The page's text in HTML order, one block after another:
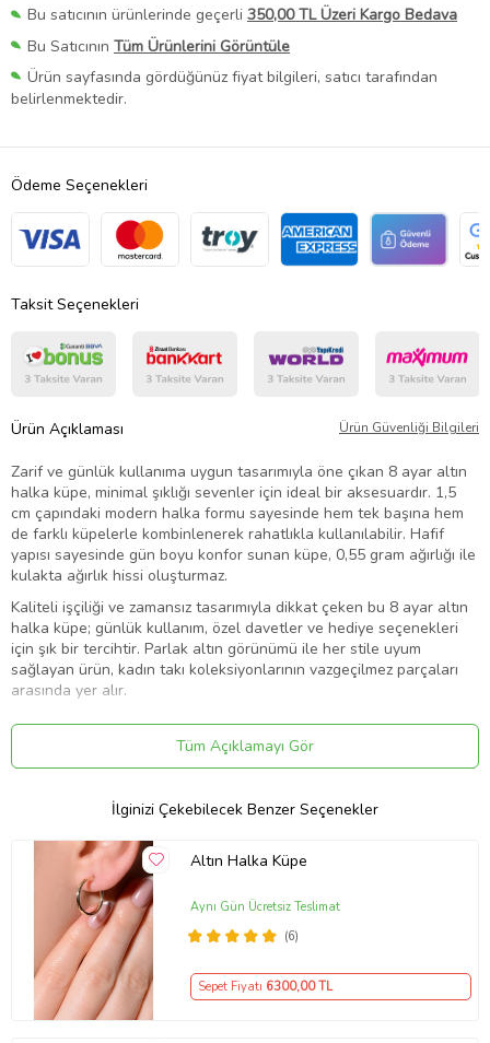
Bu satıcının ürünlerinde geçerli 350,00 TL Üzeri Kargo Bedava
Bu Satıcının Tüm Ürünlerini Görüntüle
Ürün sayfasında gördüğünüz fiyat bilgileri, satıcı tarafından
belirlenmektedir.
Ödeme Seçenekleri
Taksit Seçenekleri
Ürün Açıklaması Ürün Güvenliği Bilgileri
Zarif ve günlük kullanıma uygun tasarımıyla öne çıkan 8 ayar altın
halka küpe, minimal şıklığı sevenler için ideal bir aksesuardır. 1,5
cm çapındaki modern halka formu sayesinde hem tek başına hem
de farklı küpelerle kombinlenerek rahatlıkla kullanılabilir. Hafif
yapısı sayesinde gün boyu konfor sunan küpe, 0,55 gram ağırlığı ile
kulakta ağırlık hissi oluşturmaz.
Kaliteli işçiliği ve zamansız tasarımıyla dikkat çeken bu 8 ayar altın
halka küpe; günlük kullanım, özel davetler ve hediye seçenekleri
için şık bir tercihtir. Parlak altın görünümü ile her stile uyum
sağlayan ürün, kadın takı koleksiyonlarının vazgeçilmez parçaları
arasında yer alır.
Ürün Özellikleri:
Altın Ayarı: 8 Ayar Altın
Küpe Çapı: 1,5 cm
Renk: Altın Sarısı
Kullanım: Günlük ve özel gün kullanımı
Şıklığı ve zarafeti bir araya getiren 8 ayar altın halka küpe modeli
ile stilinizi tamamlayın. Minimal tasarımı sayesinde her yaşa ve
tarza hitap eden bu özel küpe, sevdiklerinize hediye etmek için de
harika bir seçenektir.
Ürün Kodu:kcm74782101
Tüm Açıklamayı Gör
İlginizi Çekebilecek Benzer Seçenekler
Altın Halka Küpe
(6)
Aynı Gün Ücretsiz Teslimat
Sepet Fiyatı 6300,00 TL